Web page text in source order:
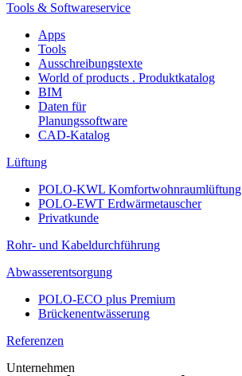
Tools & Softwareservice
Apps
Tools
Ausschreibungstexte
World of products . Produktkatalog
BIM
Daten für
Planungssoftware
CAD-Katalog
Lüftung
POLO-KWL Komfortwohnraumlüftung
POLO-EWT Erdwärmetauscher
Privatkunde
Rohr- und Kabeldurchführung
Abwasserentsorgung
POLO-ECO plus Premium
Brückenentwässerung
Referenzen
Unternehmen